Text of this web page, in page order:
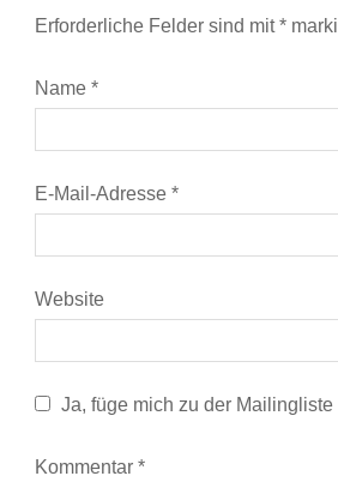
Erforderliche Felder sind mit*
Name *
E-Mail-Adresse *
Website
Ja, füge mich zu der Mailingliste
Kommentar *